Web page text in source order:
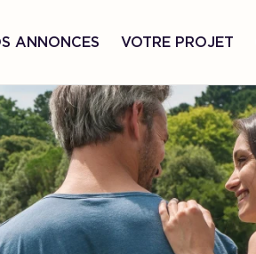
ANNONCES VOTRE PROJET